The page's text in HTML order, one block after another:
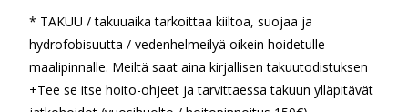
* TAKUU / takuuaika tarkoittaa kiiltoa, suojaa ja
hydrofobisuutta / vedenhelmeilyä oikein hoidetulle
maalipinnalle. Meiltä saat aina kirjallisen takuutodistuksen
+Tee se itse hoito-ohjeet ja tarvittaessa takuun ylläpitävät